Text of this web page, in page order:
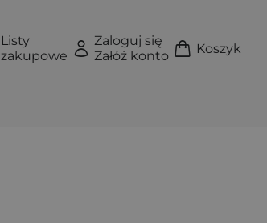
Listy
zakupowe
Zaloguj się
Załóż konto
Koszyk